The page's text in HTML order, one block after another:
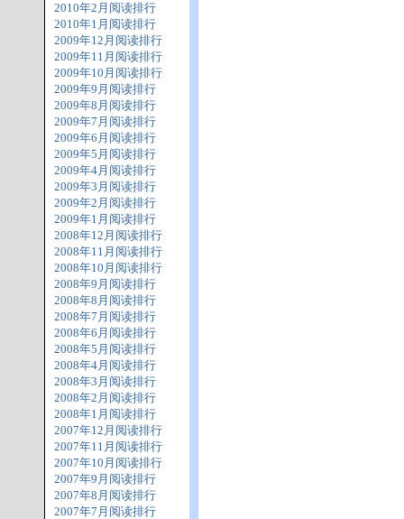
2010年2月阅读排行
2010年1月阅读排行
2009年12月阅读排行
2009年11月阅读排行
2009年10月阅读排行
2009年9月阅读排行
2009年8月阅读排行
2009年7月阅读排行
2009年6月阅读排行
2009年5月阅读排行
2009年4月阅读排行
2009年3月阅读排行
2009年2月阅读排行
2009年1月阅读排行
2008年12月阅读排行
2008年11月阅读排行
2008年10月阅读排行
2008年9月阅读排行
2008年8月阅读排行
2008年7月阅读排行
2008年6月阅读排行
2008年5月阅读排行
2008年4月阅读排行
2008年3月阅读排行
2008年2月阅读排行
2008年1月阅读排行
2007年12月阅读排行
2007年11月阅读排行
2007年10月阅读排行
2007年9月阅读排行
2007年8月阅读排行
2007年7月阅读排行